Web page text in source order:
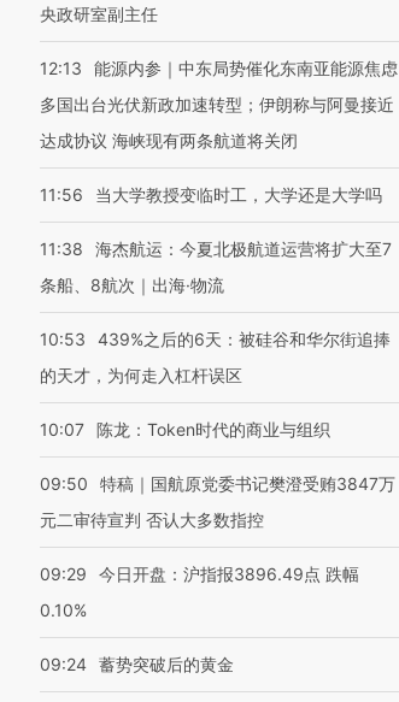
央政研室副主任
12:13
能源内参｜中东局势催化东南亚能源焦虑
多国出台光伏新政加速转型；伊朗称与阿曼接近
达成协议 海峡现有两条航道将关闭
11:56 当大学教授变临时工，大学还是大学吗
11:38
海杰航运：今夏北极航道运营将扩大至7
条船、8航次｜出海·物流
10:53
439%之后的6天：被硅谷和华尔街追捧
的天才，为何走入杠杆误区
10:07 陈龙：Token时代的商业与组织
09:50
特稿｜国航原党委书记樊澄受贿3847万
元二审待宣判 否认大多数指控
09:29
今日开盘：沪指报3896.49点 跌幅
0.10%
09:24 蓄势突破后的黄金